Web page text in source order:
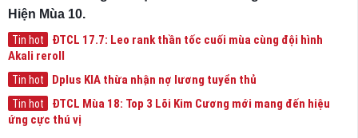
Hiện Mùa 10.
Tin hot
ĐTCL 17.7: Leo rank thần tốc cuối mùa cùng đội hình
Akali reroll
Tin hot Dplus KIA thừa nhận nợ lương tuyển thủ
Tin hot
ĐTCL Mùa 18: Top 3 Lõi Kim Cương mới mang đến hiệu
ứng cực thú vị